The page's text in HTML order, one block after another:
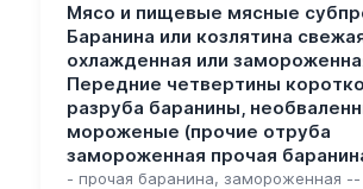
Мясо и пищевые мясные
Баранина или козлятина
охлажденная или
Передние четвертины
разруба баранины,
мороженые (прочие отруба
замороженная прочая
- прочая баранина, замороженная --